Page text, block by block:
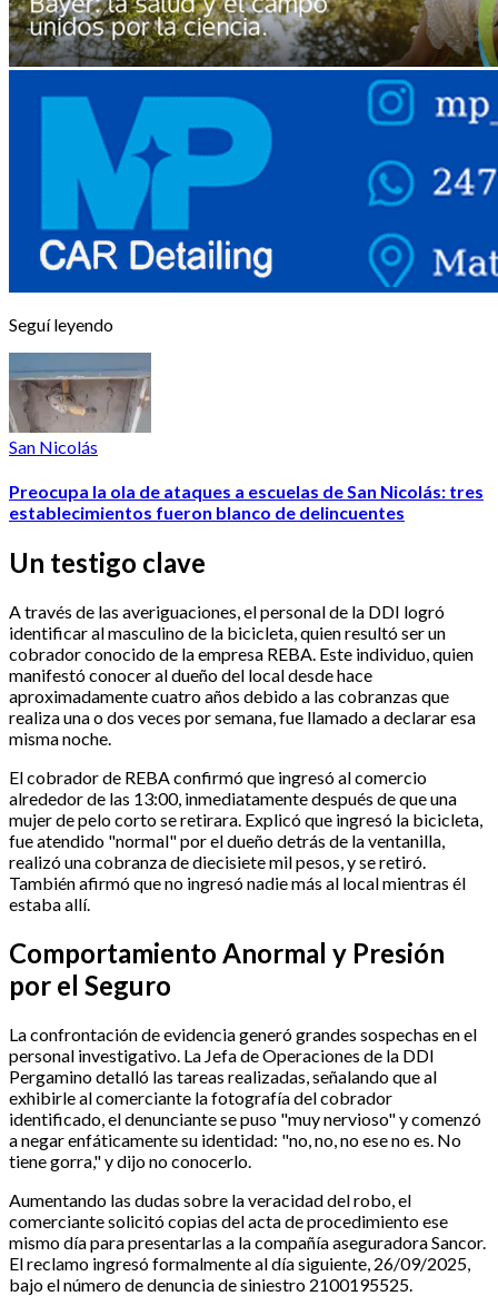
Seguí leyendo
San Nicolás
Preocupa la ola de ataques a escuelas de San Nicolás: tres
establecimientos fueron blanco de delincuentes
Un testigo clave
A través de las averiguaciones, el personal de la DDI logró
identificar al masculino de la bicicleta, quien resultó ser un
cobrador conocido de la empresa REBA. Este individuo, quien
manifestó conocer al dueño del local desde hace
aproximadamente cuatro años debido a las cobranzas que
realiza una o dos veces por semana, fue llamado a declarar esa
misma noche.
El cobrador de REBA confirmó que ingresó al comercio
alrededor de las 13:00, inmediatamente después de que una
mujer de pelo corto se retirara. Explicó que ingresó la bicicleta,
fue atendido "normal" por el dueño detrás de la ventanilla,
realizó una cobranza de diecisiete mil pesos, y se retiró.
También afirmó que no ingresó nadie más al local mientras él
estaba allí.
Comportamiento Anormal y Presión
por el Seguro
La confrontación de evidencia generó grandes sospechas en el
personal investigativo. La Jefa de Operaciones de la DDI
Pergamino detalló las tareas realizadas, señalando que al
exhibirle al comerciante la fotografía del cobrador
identificado, el denunciante se puso "muy nervioso" y comenzó
a negar enfáticamente su identidad: "no, no, no ese no es. No
tiene gorra," y dijo no conocerlo.
Aumentando las dudas sobre la veracidad del robo, el
comerciante solicitó copias del acta de procedimiento ese
mismo día para presentarlas a la compañía aseguradora Sancor.
El reclamo ingresó formalmente al día siguiente, 26/09/2025,
bajo el número de denuncia de siniestro 2100195525.